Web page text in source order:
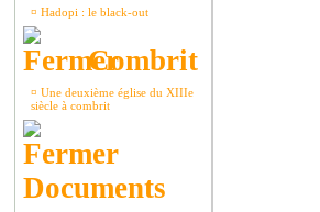
¤ Hadopi : le black-out
Combrit
¤ Une deuxième église du XIIIe
siècle à combrit
Documents